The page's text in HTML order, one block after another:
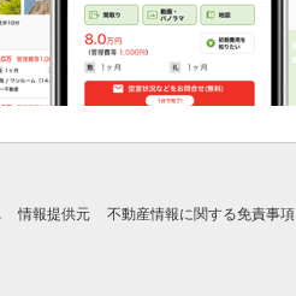
情報提供元 不動産情報に関する免責事項